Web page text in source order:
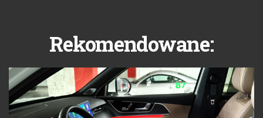
Rekomendowane: